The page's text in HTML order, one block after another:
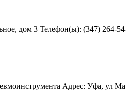
дом 3 Телефон(ы): (347) 264-
Адрес: Уфа, ул